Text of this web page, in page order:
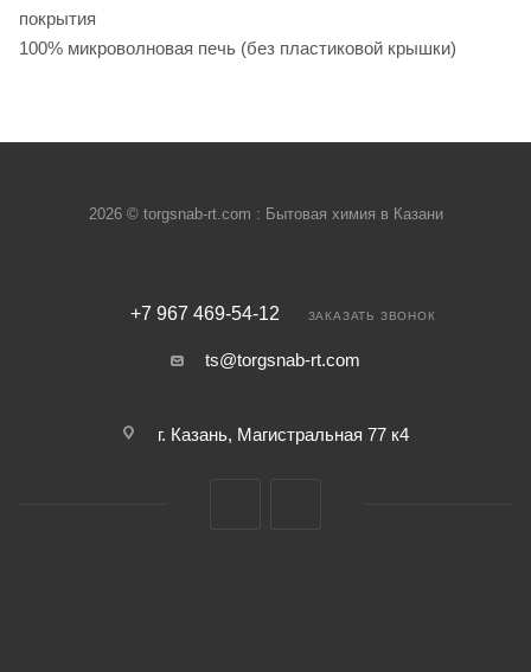
покрытия
100% микроволновая печь (без пластиковой крышки)
2026 © torgsnab-rt.com : Бытовая химия в Казани
+7 967 469-54-12 ЗАКАЗАТЬ ЗВОНОК
ts@torgsnab-rt.com
г. Казань, Магистральная 77 к4